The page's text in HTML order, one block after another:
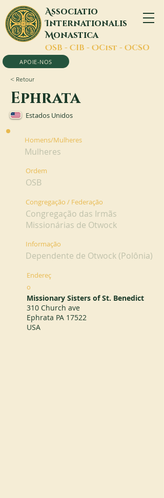
Associatio
Internationalis
Monastica
OSB - CIB - OCist - OCSO
APOIE-NOS
< Retour
Ephrata
Estados Unidos
Homens/Mulheres
Mulheres
Ordem
OSB
Congregação / Federação
Congregação das Irmãs
Missionárias de Otwock
Informação
Dependente de Otwock (Polônia)
Endereç
o
Missionary Sisters of St. Benedict
310 Church ave
Ephrata PA 17522
USA